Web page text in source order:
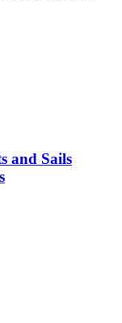
and Sails